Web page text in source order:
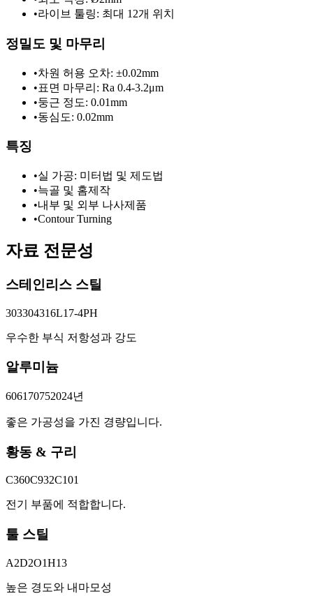
•라이브 툴링: 최대 12개 위치
정밀도 및 마무리
•차원 허용 오차: ±0.02mm
•표면 마무리: Ra 0.4-3.2μm
•둥근 정도: 0.01mm
•동심도: 0.02mm
특징
•실 가공: 미터법 및 제도법
•늑골 및 홈제작
•내부 및 외부 나사제품
•Contour Turning
자료 전문성
스테인리스 스틸
303304316L17-4PH
우수한 부식 저항성과 강도
알루미늄
6061 70752024년
좋은 가공성을 가진 경량입니다.
황동 & 구리
C360C932C101
전기 부품에 적합합니다.
툴 스틸
A2D2O1H13
높은 경도와 내마모성